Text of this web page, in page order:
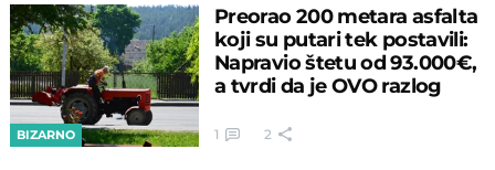
BIZARNO
Preorao 200 metara asfalta
koji su putari tek postavili:
Napravio štetu od 93.000€,
a tvrdi da je OVO razlog
1 2